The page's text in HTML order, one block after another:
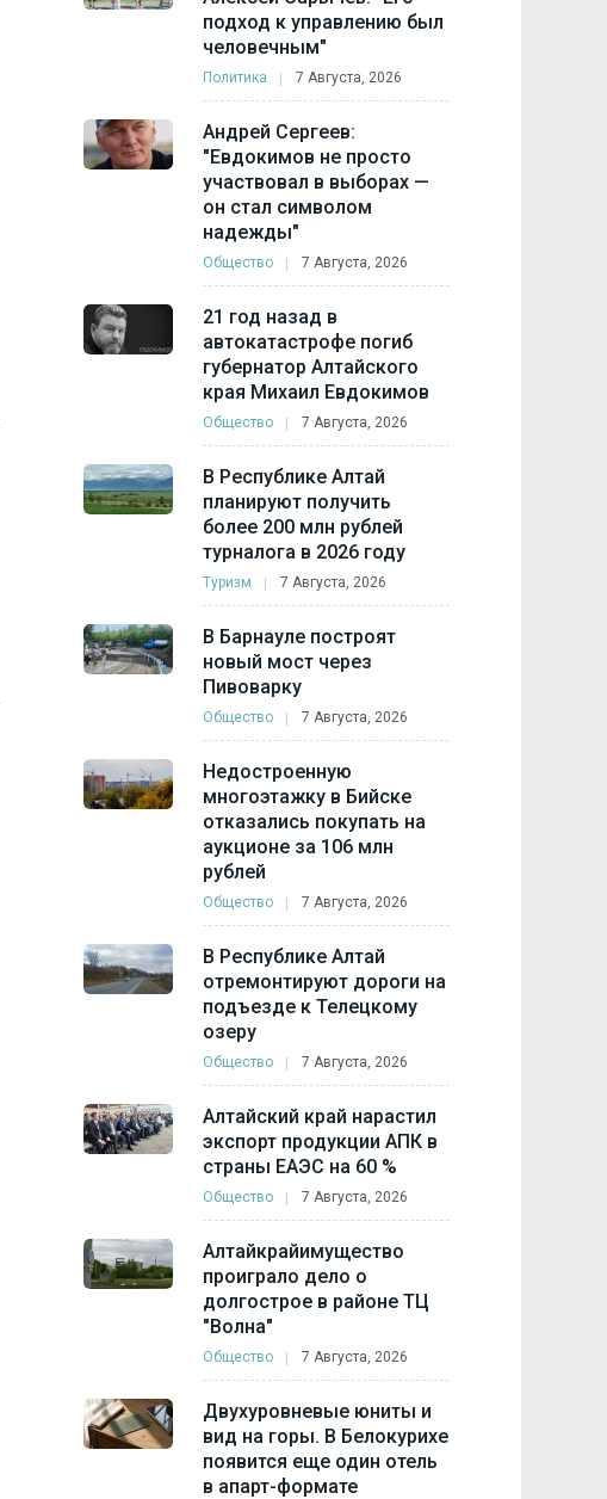
подход к управлению был
человечным"
Политика 7 Августа, 2026
Андрей Сергеев:
"Евдокимов не просто
участвовал в выборах —
он стал символом
надежды"
Общество 7 Августа, 2026
21 год назад в
автокатастрофе погиб
губернатор Алтайского
края Михаил Евдокимов
Общество 7 Августа, 2026
В Республике Алтай
планируют получить
более 200 млн рублей
турналога в 2026 году
Туризм 7 Августа, 2026
В Барнауле построят
новый мост через
Пивоварку
Общество 7 Августа, 2026
Недостроенную
многоэтажку в Бийске
отказались покупать на
аукционе за 106 млн
рублей
Общество 7 Августа, 2026
В Республике Алтай
отремонтируют дороги на
подъезде к Телецкому
озеру
Общество 7 Августа, 2026
Алтайский край нарастил
экспорт продукции АПК в
страны ЕАЭС на 60 %
Общество 7 Августа, 2026
Алтайкрайимущество
проиграло дело о
долгострое в районе ТЦ
"Волна"
Общество 7 Августа, 2026
Двухуровневые юниты и
вид на горы. В Белокурихе
появится еще один отель
в апарт-формате